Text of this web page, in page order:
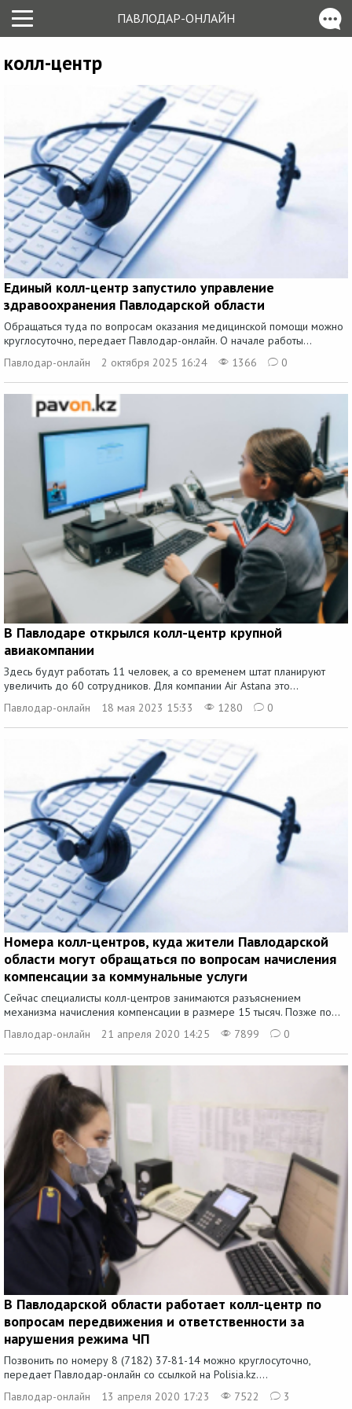
ПАВЛОДАР-ОНЛАЙН
колл-центр
Единый колл-центр запустило управление
здравоохранения Павлодарской области
Обращаться туда по вопросам оказания медицинской помощи можно
круглосуточно, передает Павлодар-онлайн. О начале работы...
Павлодар-онлайн
2 октября 2025 16:24 1366 0
В Павлодаре открылся колл-центр крупной
авиакомпании
Здесь будут работать 11 человек, а со временем штат планируют
увеличить до 60 сотрудников. Для компании Air Astana это...
Павлодар-онлайн
18 мая 2023 15:33 1280 0
Номера колл-центров, куда жители Павлодарской
области могут обращаться по вопросам начисления
компенсации за коммунальные услуги
Сейчас специалисты колл-центров занимаются разъяснением
механизма начисления компенсации в размере 15 тысяч. Позже по...
Павлодар-онлайн
21 апреля 2020 14:25 7899 0
В Павлодарской области работает колл-центр по
вопросам передвижения и ответственности за
нарушения режима ЧП
Позвонить по номеру 8 (7182) 37-81-14 можно круглосуточно,
передает Павлодар-онлайн со ссылкой на Polisia.kz....
Павлодар-онлайн
13 апреля 2020 17:23 7522 3